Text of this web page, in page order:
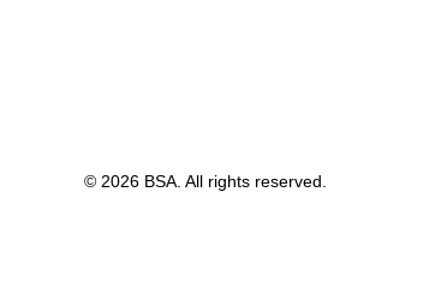
© 2026 BSA. All rights reserved.